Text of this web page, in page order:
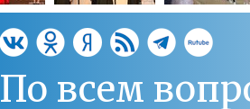
По всем